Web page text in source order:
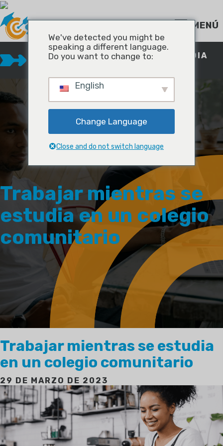
Ir
al
contenido
MENÚ
TRABAJAR MIENTRAS SE ESTUDIA
Trabajar mientras se
estudia en un colegio
comunitario
Trabajar mientras se estudia
en un colegio comunitario
29 DE MARZO DE 2023
We've detected you might be
speaking a different language.
Do you want to change to:
English
Change Language
Close and do not switch language